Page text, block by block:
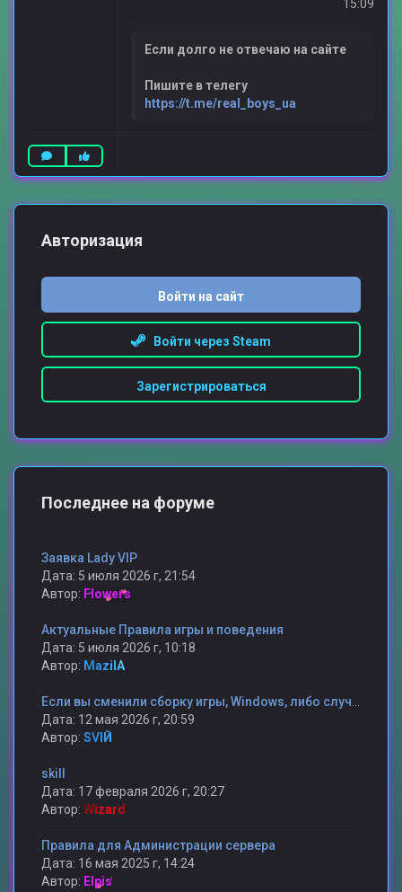
15:09
Если долго не отвечаю на сайте
Пишите в телегу
https://t.me/real_boys_ua
Авторизация
Войти на сайт
Войти через Steam
Зарегистрироваться
Последнее на форуме
Заявка Lady VIP
Дата: 5 июля 2026 г, 21:54
Автор: Flowers
Актуальные Правила игры и поведения
Дата: 5 июля 2026 г, 10:18
Автор: MazilA
Если вы сменили сборку игры, Windows, либо случилось какая то другая проблема и вы потеряли статистику то мы поможем ее вам вернуть.
Дата: 12 мая 2026 г, 20:59
Автор: SVIЙ
skill
Дата: 17 февраля 2026 г, 20:27
Автор: Wizard
Правила для Администрации сервера
Дата: 16 мая 2025 г, 14:24
Автор: Elpis